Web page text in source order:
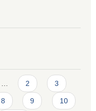
2 3
8 9 10